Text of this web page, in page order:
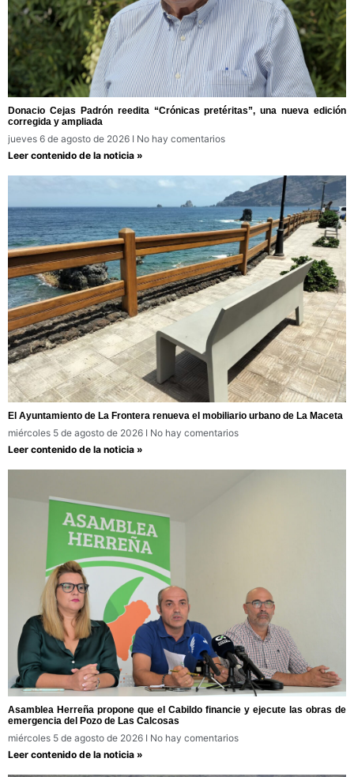
Donacio Cejas Padrón reedita “Crónicas pretéritas”, una nueva edición
corregida y ampliada
jueves 6 de agosto de 2026
No hay comentarios
Leer contenido de la noticia »
El Ayuntamiento de La Frontera renueva el mobiliario urbano de La Maceta
miércoles 5 de agosto de 2026
No hay comentarios
Leer contenido de la noticia »
Asamblea Herreña propone que el Cabildo financie y ejecute las obras de
emergencia del Pozo de Las Calcosas
miércoles 5 de agosto de 2026
No hay comentarios
Leer contenido de la noticia »